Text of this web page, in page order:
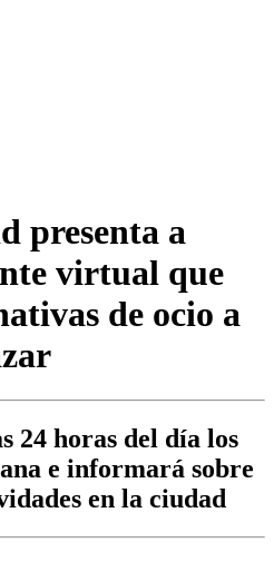
presenta a
virtual que
de ocio a
24 horas del día los
e informará sobre
en la ciudad